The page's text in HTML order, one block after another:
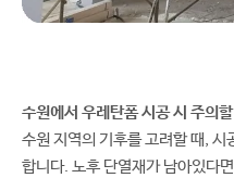
수원에서 우레탄폼 시공 시 주의
수원 지역의 기후를 고려할 때,
합니다. 노후 단열재가 남아있다